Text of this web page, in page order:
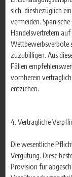
sich, diesbezüglich
vermeiden.
Handelsvertretern
Wettbewerbsverbote
zuzubilligen. Aus
Fällen
vornherein
entziehen.
4. Vertragliche
Die wesentliche
Vergütung. Diese
Provision für